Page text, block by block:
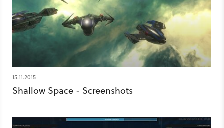
15.11.2015
Shallow Space - Screenshots